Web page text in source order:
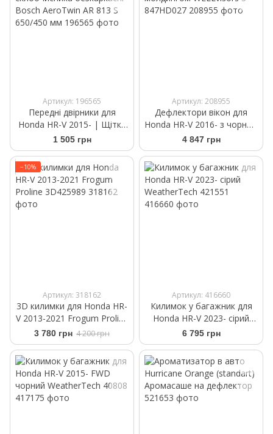
Артикул: 196565
Передні двірники для
Honda HR-V 2015- | Щітки
склоочисника безкаркасні
Bosch AeroTwin AR 813 S
1 505 грн
Артикул: 208955
Дефлектори вікон для
Honda HR-V 2016- з чорним
молдингом WELLvisors 3-
847HD027
4 847 грн
−10%
Артикул: 318162
3D килимки для Honda HR-
V 2013-2021 Frogum Proline
3D425989
3 780 грн 4 200 грн
Артикул: 416660
Килимок у багажник для
Honda HR-V 2023- сірий
WeatherTech 421551
6 795 грн